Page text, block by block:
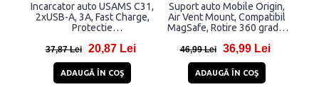
Incarcator auto USAMS C31,
2xUSB-A, 3A, Fast Charge,
Protectie
Albastru
37,87 Lei 20,87 Lei
ADAUGĂ ÎN COŞ
Suport auto Mobile Origin,
Air Vent Mount, Compatibil
MagSafe, Rotire 360 grade,
46,99 Lei 36,99 Lei
ADAUGĂ ÎN COŞ